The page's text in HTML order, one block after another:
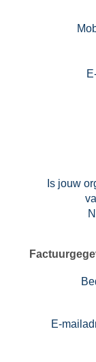
Is jouw
E-